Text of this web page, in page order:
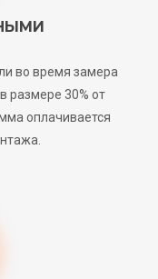
во время замера
размере 30% от
оплачивается